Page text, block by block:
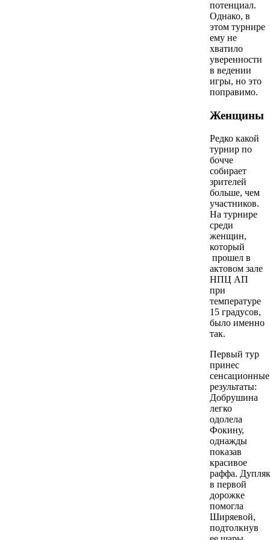
потенциал.
Однако, в
этом турнире
ему не
хватило
уверенности
в ведении
игры, но это
поправимо.
Женщины
Редко какой
турнир по
бочче
собирает
зрителей
больше, чем
участников.
На турнире
среди
женщин,
который
прошел в
актовом зале
НПЦ АП
при
температуре
15 градусов,
было именно
так.
Первый тур
принес
сенсационные
результаты:
Добрушина
легко
одолела
Фокину,
однажды
показав
красивое
раффа.
в первой
дорожке
помогла
Ширяевой,
подтолкнув